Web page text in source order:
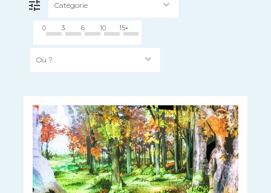
FILTRER
Catégorie
0 3 6 10 15+
Où ?